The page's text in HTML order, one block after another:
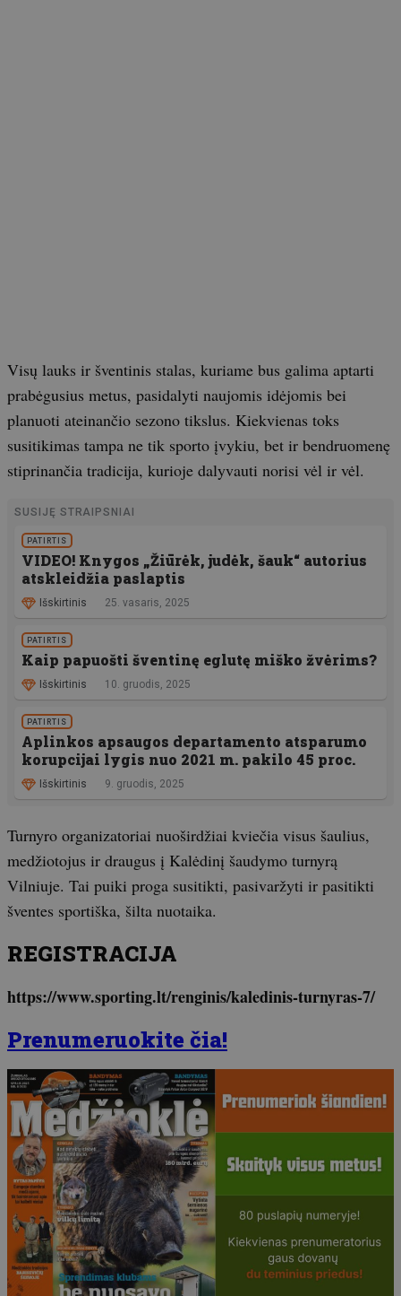
Visų lauks ir šventinis stalas, kuriame bus galima aptarti
prabėgusius metus, pasidalyti naujomis idėjomis bei
planuoti ateinančio sezono tikslus. Kiekvienas toks
susitikimas tampa ne tik sporto įvykiu, bet ir bendruomenę
stiprinančia tradicija, kurioje dalyvauti norisi vėl ir vėl.
SUSIJĘ STRAIPSNIAI
PATIRTIS
VIDEO! Knygos „Žiūrėk, judėk, šauk“ autorius
atskleidžia paslaptis
Išskirtinis 25. vasaris, 2025
PATIRTIS
Kaip papuošti šventinę eglutę miško žvėrims?
Išskirtinis 10. gruodis, 2025
PATIRTIS
Aplinkos apsaugos departamento atsparumo
korupcijai lygis nuo 2021 m. pakilo 45 proc.
Išskirtinis 9. gruodis, 2025
Turnyro organizatoriai nuoširdžiai kviečia visus šaulius,
medžiotojus ir draugus į Kalėdinį šaudymo turnyrą
Vilniuje. Tai puiki proga susitikti, pasivaržyti ir pasitikti
šventes sportiška, šilta nuotaika.
REGISTRACIJA
https://www.sporting.lt/renginis/kaledinis-turnyras-7/
Prenumeruokite čia!